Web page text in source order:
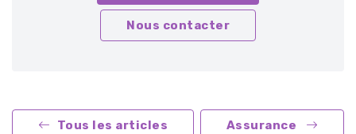
Nous contacter
Tous les articles Assurance